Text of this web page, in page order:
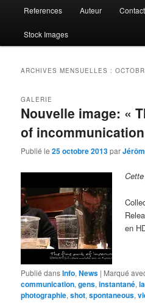
References Auteur Contact
Stock Images
ARCHIVES MENSUELLES :
Nouvelle image: «
of
GALERIE
Publié le25 octobre 2013par
en
Publié dansInfo,News | Marqué
communication,gens,instantané,
photographie,shot,spontaneous,